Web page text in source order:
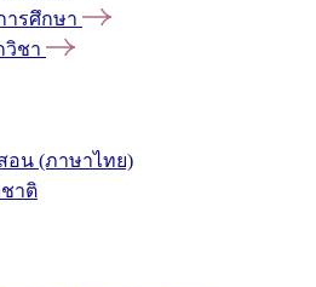
ารศึกษา
ชา
อน (ภาษาไทย)
าติ